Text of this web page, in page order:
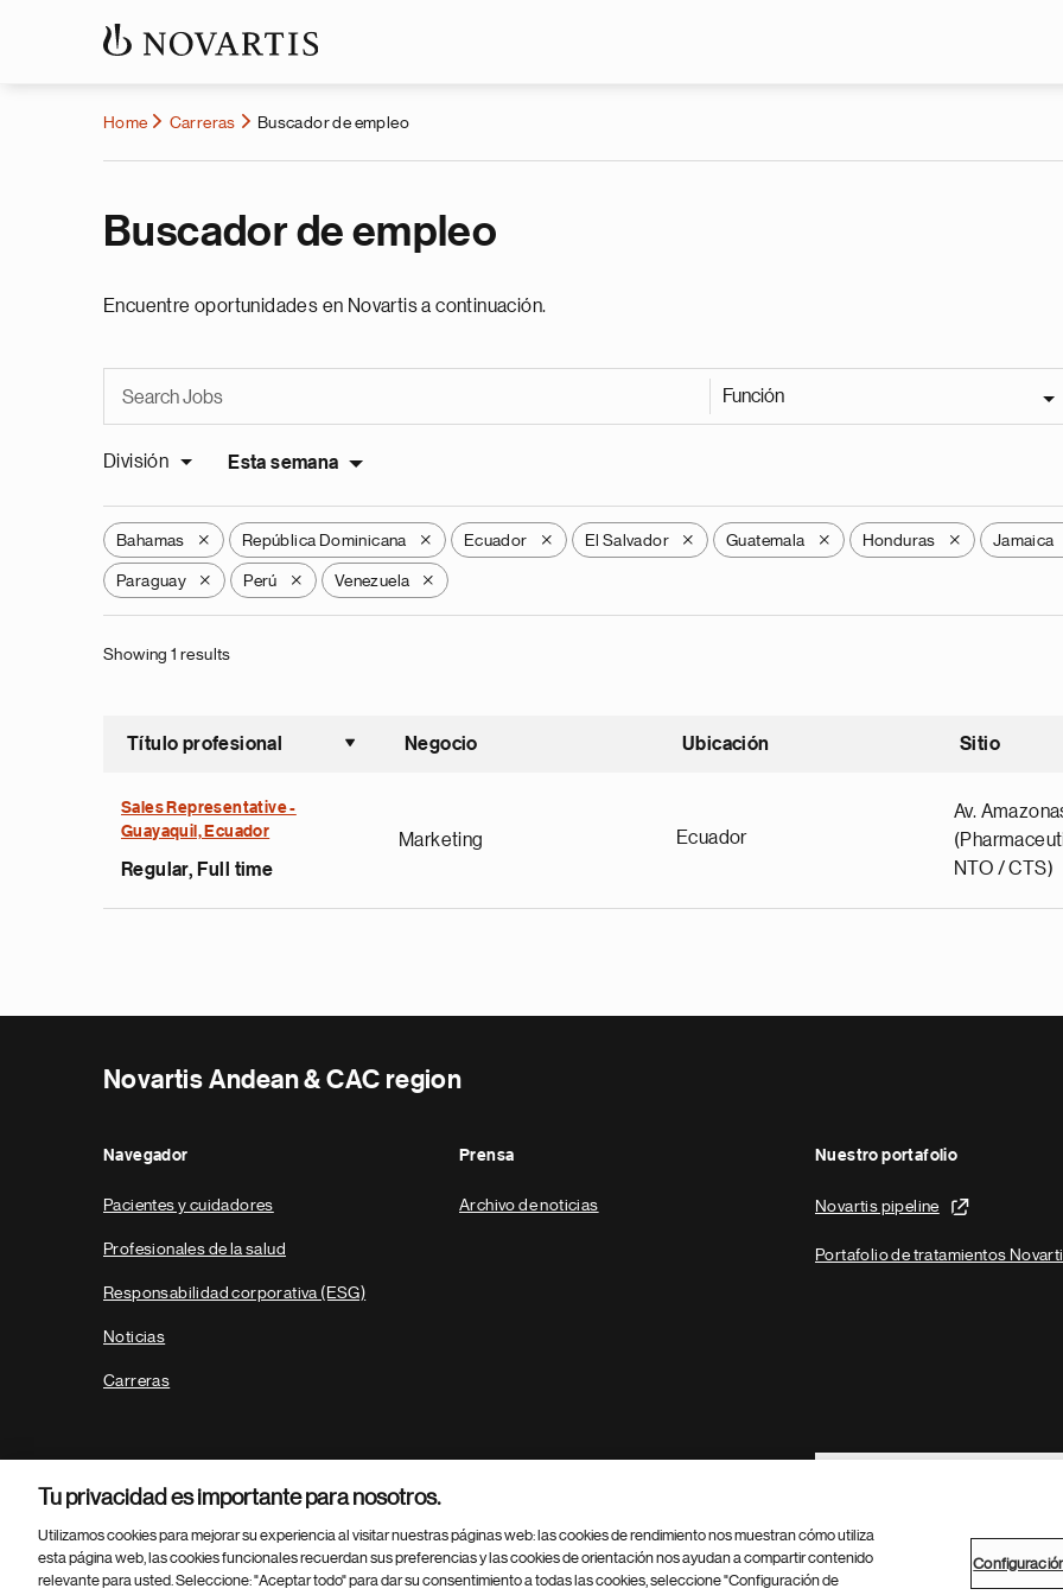
Home Carreras Buscador de empleo
Buscador de empleo
Encuentre oportunidades en Novartis a continuación.
Función
División Esta semana
Bahamas X República Dominicana X Ecuador X El Salvador X Guatemala X Honduras X Jamaica
Paraguay X Perú X Venezuela X
Showing 1 results
Título profesional
Ordenar ascendente
Negocio Ubicación Sitio
Sales Representative -
Guayaquil, Ecuador
Regular, Full time
Marketing Ecuador
Av.
NTO / CTS)
Novartis Andean & CAC region
Navegador
Pacientes y cuidadores
Profesionales de la salud
Responsabilidad corporativa (ESG)
Noticias
Carreras
Prensa
Archivo de noticias
Nuestro portafolio
Novartis pipeline
Portafolio de tratamientos
Footer Site Search
Parte
© 2026 Novartis AG
Tu privacidad es importante para nosotros.
Utilizamos cookies para mejorar su experiencia al visitar nuestras páginas web: las cookies de rendimiento nos muestran cómo utiliza
esta página web, las cookies funcionales recuerdan sus preferencias y las cookies de orientación nos ayudan a compartir contenido
relevante para usted. Seleccione: "Aceptar todo" para dar su consentimiento a todas las cookies, seleccione "Configuración de